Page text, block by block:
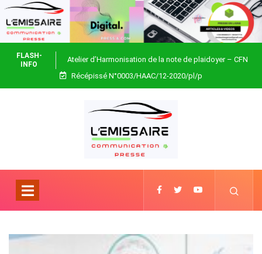
FLASH-
INFO
Atelier d’Harmonisation de la note de plaidoyer – CFN
Togo
Récépissé N°0003/HAAC/12-2020/pl/p